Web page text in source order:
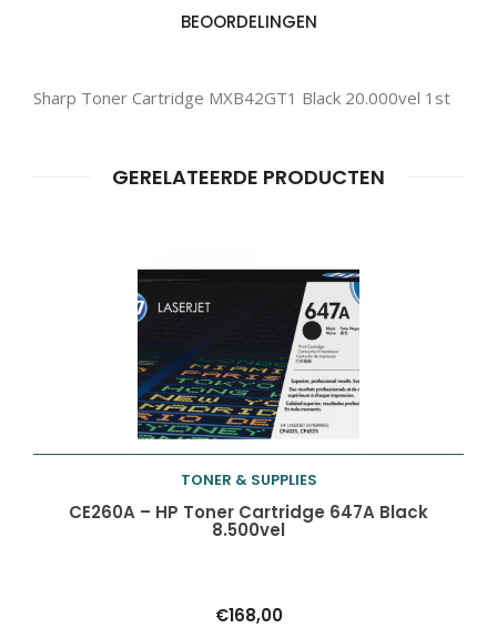
BEOORDELINGEN
Sharp Toner Cartridge MXB42GT1 Black 20.000vel 1st
GERELATEERDE PRODUCTEN
Toevoegen aan
TONER & SUPPLIES
CE260A – HP Toner Cartridge 647A Black
8.500vel
€168,00
Producten
zoeken ZOEKEN